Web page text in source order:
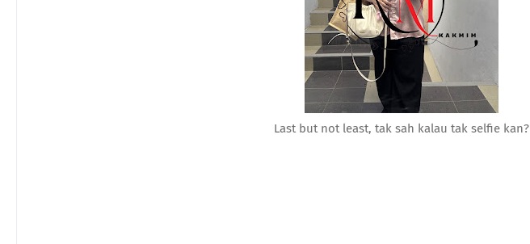
Last but not least, tak sah kalau tak selfie kan?